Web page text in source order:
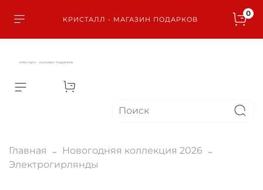
КРИСТАЛЛ - МАГАЗИН ПОДАРКОВ
0
КРИСТАЛЛ - МАГАЗИН ПОДАРКОВ
Главная
Новогодняя коллекция 2026
Электрогирлянды